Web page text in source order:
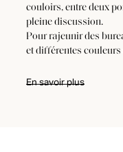
couloirs, entre deux
pleine discussion.
Pour rajeunir des
et différentes couleurs
En savoir plus